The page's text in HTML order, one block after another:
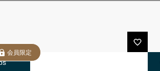
会員限定